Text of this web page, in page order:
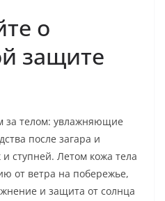
о
защите
за телом: увлажняющие
после загара и
ступней. Летом кожа тела
от ветра на побережье,
и защита от солнца